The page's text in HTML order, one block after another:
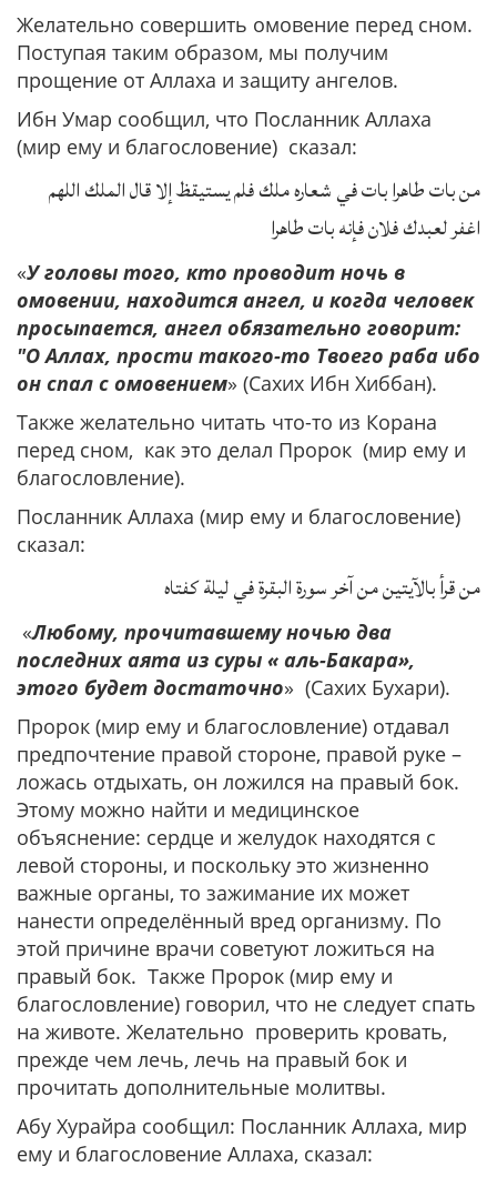
Желательно совершить омовение перед сном.
Поступая таким образом, мы получим
прощение от Аллаха и защиту ангелов.
Ибн Умар сообщил, что Посланник Аллаха
(мир ему и благословение) сказал:
من بات طاهرا بات في شعاره ملك فلم يستيقظ إلا قال الملك اللهم
اغفر لعبدك فلان فإنه بات طاهرا
«У головы того, кто проводит ночь в
омовении, находится ангел, и когда человек
просыпается, ангел обязательно говорит:
"О Аллах, прости такого-то Твоего раба ибо
он спал с омовением» (Сахих Ибн Хиббан).
Также желательно читать что-то из Корана
перед сном, как это делал Пророк (мир ему и
благословление).
Посланник Аллаха (мир ему и благословение)
сказал:
من قرأ بالآيتين من آخر سورة البقرة في ليلة كفتاه
«Любому, прочитавшему ночью два
последних аята из суры « аль-Бакара»,
этого будет достаточно» (Сахих Бухари).
Пророк (мир ему и благословление) отдавал
предпочтение правой стороне, правой руке –
ложась отдыхать, он ложился на правый бок.
Этому можно найти и медицинское
объяснение: сердце и желудок находятся с
левой стороны, и поскольку это жизненно
важные органы, то зажимание их может
нанести определённый вред организму. По
этой причине врачи советуют ложиться на
правый бок. Также Пророк (мир ему и
благословление) говорил, что не следует спать
на животе. Желательно проверить кровать,
прежде чем лечь, лечь на правый бок и
прочитать дополнительные молитвы.
Абу Хурайра сообщил: Посланник Аллаха, мир
ему и благословение Аллаха, сказал: